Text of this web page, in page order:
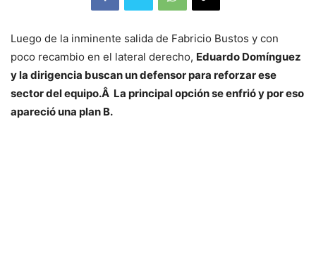
Luego de la inminente salida de Fabricio Bustos y con
poco recambio en el lateral derecho, Eduardo Domínguez
y la dirigencia buscan un defensor para reforzar ese
sector del equipo.Â La principal opción se enfrió y por eso
apareció una plan B.